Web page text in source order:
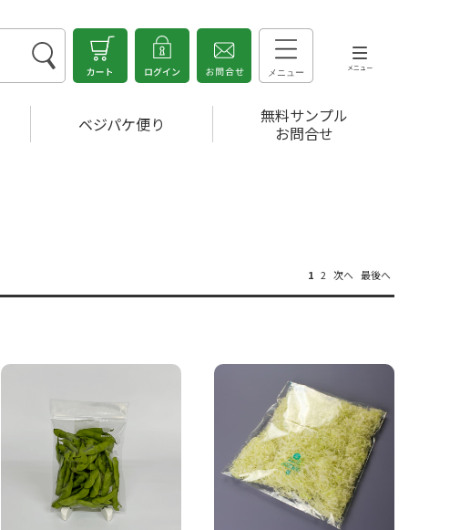
ベジパケ便り
無料サンプル
お問合せ
1 2 次へ 最後へ